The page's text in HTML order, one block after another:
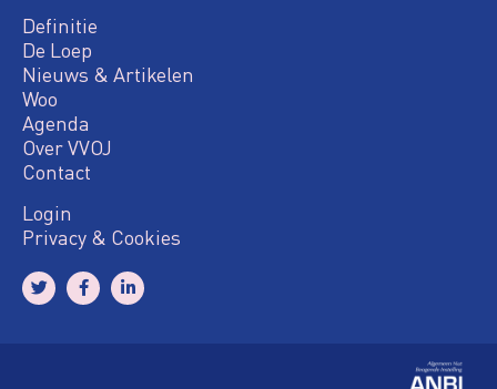
Definitie
De Loep
Nieuws & Artikelen
Woo
Agenda
Over VVOJ
Contact
Login
Privacy & Cookies